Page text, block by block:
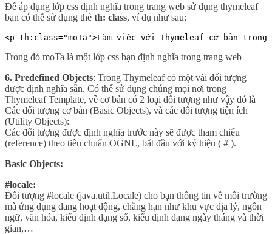
Để áp dụng lớp css định nghĩa trong trang web sử dụng thymeleaf
bạn có thể sử dụng thẻ th: class, ví dụ như sau:
<p th:class="moTa">Làm việc với Thymeleaf cơ bản trong
Trong đó moTa là một lớp css bạn định nghĩa trong trang web
6. Predefined Objects: Trong Thymeleaf có một vài đối tượng
được định nghĩa sẵn. Có thể sử dụng chúng mọi nơi trong
Thymeleaf Template, về cơ bản có 2 loại đối tượng như vậy đó là
Các đối tượng cơ bản (Basic Objects), và các đối tượng tiện ích
(Utility Objects):
Các đối tượng được định nghĩa trước này sẽ được tham chiếu
(reference) theo tiêu chuẩn OGNL, bắt đầu với ký hiệu ( # ).
Basic Objects:
#locale:
Đối tượng #locale (java.util.Locale) cho bạn thông tin về môi trường
mà ứng dụng đang hoạt động, chẳng hạn như khu vực địa lý, ngôn
ngữ, văn hóa, kiểu định dạng số, kiểu định dạng ngày tháng và thời
gian,…